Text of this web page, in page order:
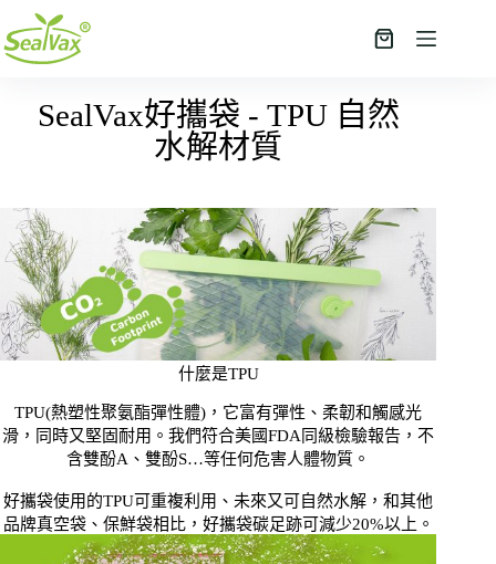
SealVax好攜袋 - TPU 自然
水解材質
什麼是TPU
TPU(熱塑性聚氨酯彈性體)，它富有彈性、柔韌和觸感光
滑，同時又堅固耐用。我們符合美國FDA同級檢驗報告，不
含雙酚A、雙酚S…等任何危害人體物質。
好攜袋使用的TPU可重複利用、未來又可自然水解 ，和其他
品牌真空袋、保鮮袋相比，好攜袋碳足跡可減少20%以上。